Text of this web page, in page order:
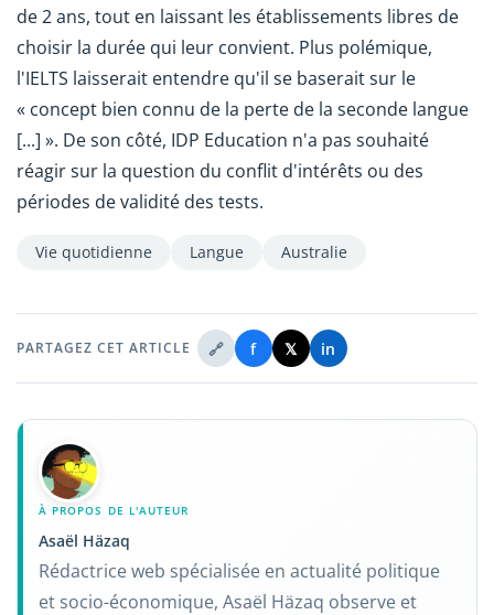
de 2 ans, tout en laissant les établissements libres de
choisir la durée qui leur convient. Plus polémique,
l'IELTS laisserait entendre qu'il se baserait sur le
« concept bien connu de la perte de la seconde langue
[...] ». De son côté, IDP Education n'a pas souhaité
réagir sur la question du conflit d'intérêts ou des
périodes de validité des tests.
Vie quotidienne Langue Australie
PARTAGEZ CET ARTICLE 🔗 f 𝕏 in
À PROPOS DE L'AUTEUR
Asaël Häzaq
Rédactrice web spécialisée en actualité politique
et socio-économique, Asaël Häzaq observe et